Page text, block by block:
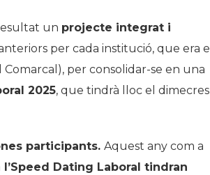
un projecte integrat i
per cada institució, que era el
per consolidar-se en una
2025, que tindrà lloc el dimecres
participants. Aquest any com a
Dating Laboral tindran